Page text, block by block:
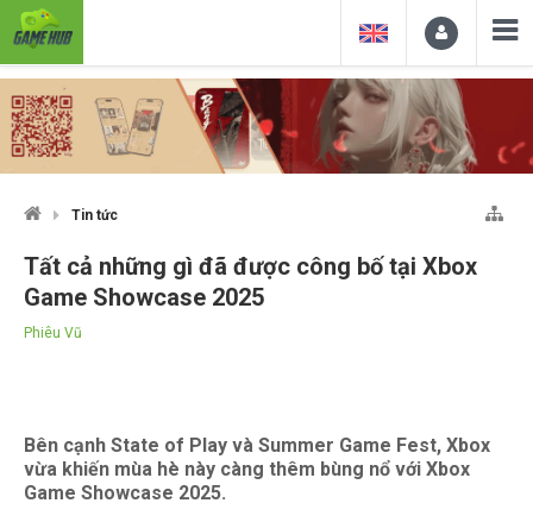
Tin tức
Tất cả những gì đã được công bố tại Xbox
Game Showcase 2025
Phiêu Vũ
Bên cạnh State of Play và Summer Game Fest, Xbox
vừa khiến mùa hè này càng thêm bùng nổ với Xbox
Game Showcase 2025.